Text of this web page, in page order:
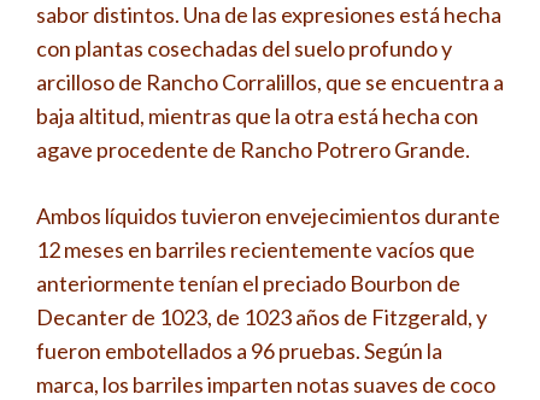
sabor distintos. Una de las expresiones está hecha
con plantas cosechadas del suelo profundo y
arcilloso de Rancho Corralillos, que se encuentra a
baja altitud, mientras que la otra está hecha con
agave procedente de Rancho Potrero Grande.
Ambos líquidos tuvieron envejecimientos durante
12 meses en barriles recientemente vacíos que
anteriormente tenían el preciado Bourbon de
Decanter de 1023, de 1023 años de Fitzgerald, y
fueron embotellados a 96 pruebas. Según la
marca, los barriles imparten notas suaves de coco